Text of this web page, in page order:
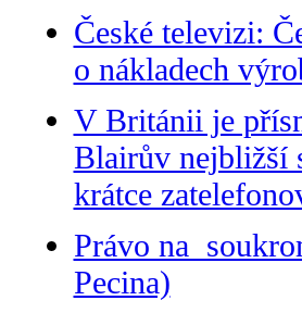
České televizi:
o nákladech
V Británii je
Blairův nejbližší
krátce
Právo na
Pecina)